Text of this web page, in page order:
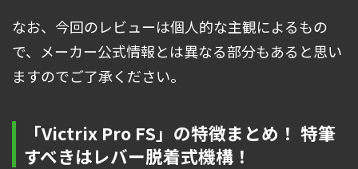
なお、今回のレビューは個人的な主観によるもの
で、メーカー公式情報とは異なる部分もあると思い
ますのでご了承ください。
「Victrix Pro FS」の特徴まとめ！ 特筆
すべきはレバー脱着式機構！